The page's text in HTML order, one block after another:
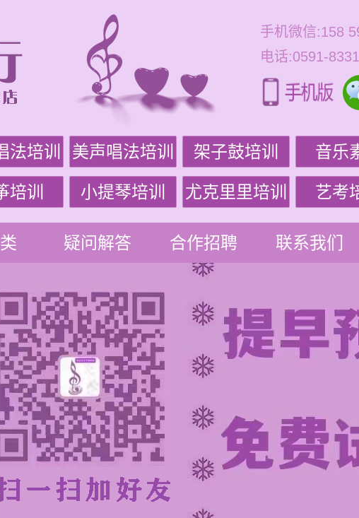
手机微信:158
电话:0591-
法培训 美声唱法培训 架子鼓培训 音乐
培训 小提琴培训 尤克里里培训 艺考
疑问解答 合作招聘 联系我们